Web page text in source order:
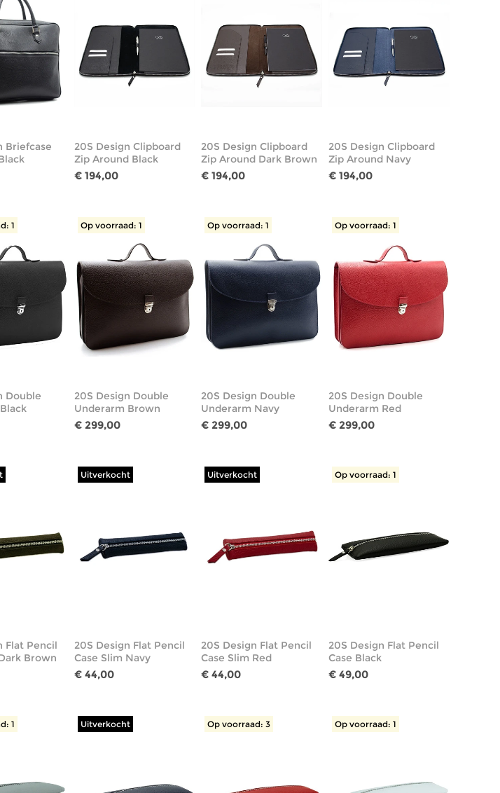
Briefcase
20S Design Clipboard
Zip Around Black
€ 194,00
20S Design Clipboard
Zip Around Dark Brown
€ 194,00
20S Design Clipboard
Zip Around Navy
€ 194,00
1
Double
Op voorraad: 1
20S Design Double
Underarm Brown
€ 299,00
Op voorraad: 1
20S Design Double
Underarm Navy
€ 299,00
Op voorraad: 1
20S Design Double
Underarm Red
€ 299,00
Flat Pencil
Brown
Uitverkocht
20S Design Flat Pencil
Case Slim Navy
€ 44,00
Uitverkocht
20S Design Flat Pencil
Case Slim Red
€ 44,00
Op voorraad: 1
20S Design Flat Pencil
Case Black
€ 49,00
1 Uitverkocht Op voorraad: 3 Op voorraad: 1